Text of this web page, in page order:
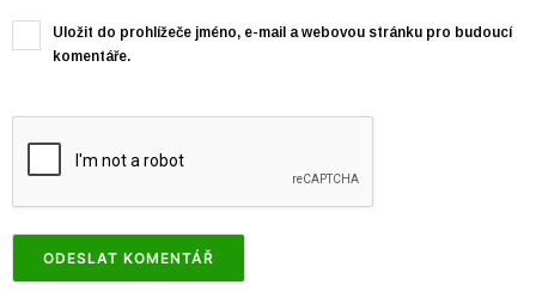
Uložit do prohlížeče jméno, e-mail a webovou stránku pro budoucí
komentáře.